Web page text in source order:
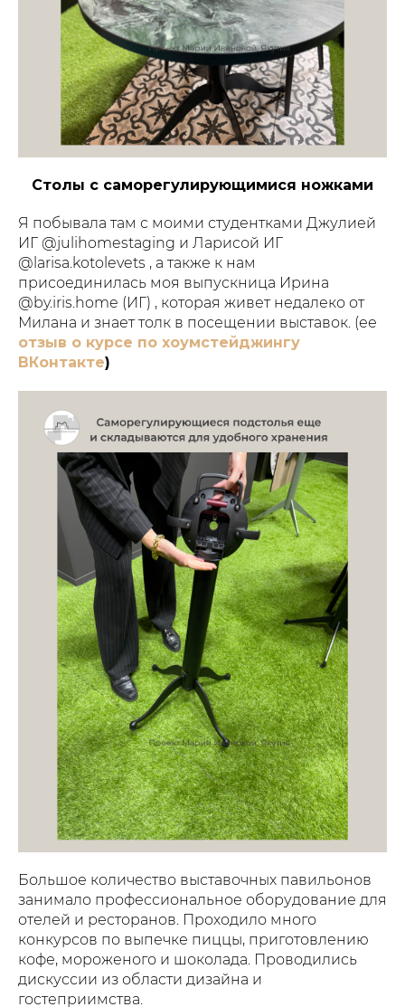
Столы с саморегулирующимися ножками
Я побывала там с моими студентками Джулией
ИГ @julihomestaging и Ларисой ИГ
@larisa.kotolevets , а также к нам
присоединилась моя выпускница Ирина
@by.iris.home (ИГ) , которая живет недалеко от
Милана и знает толк в посещении выставок. (ее
отзыв о курсе по хоумстейджингу
ВКонтакте)
Большое количество выставочных павильонов
занимало профессиональное оборудование для
отелей и ресторанов. Проходило много
конкурсов по выпечке пиццы, приготовлению
кофе, мороженого и шоколада. Проводились
дискуссии из области дизайна и
гостеприимства.